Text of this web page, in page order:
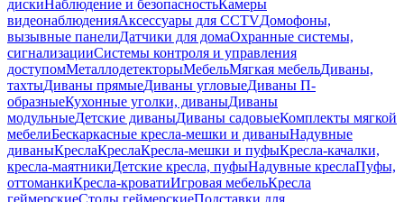
дискиНаблюдение и безопасностьКамеры
видеонаблюденияАксессуары для CCTVДомофоны,
вызывные панелиДатчики для домаОхранные системы,
сигнализацииСистемы контроля и управления
доступомМеталлодетекторыМебельМягкая мебельДиваны,
тахтыДиваны прямыеДиваны угловыеДиваны П-
образныеКухонные уголки, диваныДиваны
модульныеДетские диваныДиваны садовыеКомплекты мягкой
мебелиБескаркасные кресла-мешки и диваныНадувные
диваныКреслаКреслаКресла-мешки и пуфыКресла-качалки,
кресла-маятникиДетские кресла, пуфыНадувные креслаПуфы,
оттоманкиКресла-кроватиИгровая мебельКресла
геймерскиеСтолы геймерскиеПодставки для